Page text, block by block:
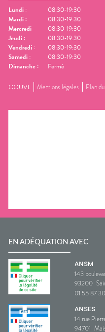
Lundi :
08:30-19:30
Mardi :
08:30-19:30
Mercredi :
08:30-19:30
Jeudi :
08:30-19:30
Vendredi :
08:30-19:30
Samedi :
08:30-19:30
Dimanche : Fermé
CGUVL Mentions légales Plan
EN ADÉQUATION AVEC
ANSM
143
93200
01 55 87
ANSES
14 rue
94701